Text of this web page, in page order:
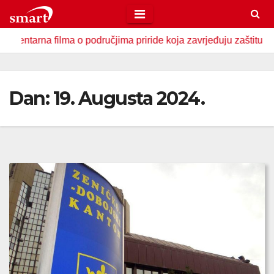
to
contentfilma o područjima priride koja zavrjeđuju zaštitu države
Dan:19. Augusta 2024.